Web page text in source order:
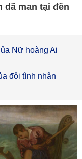
dã man tại đền
Nữ hoàng Ai
đôi tình nhân